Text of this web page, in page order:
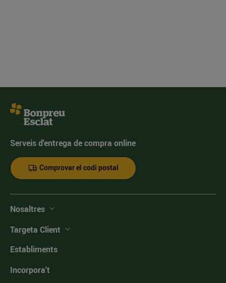
Serveis d'entrega de compra online
Comprovar el codi postal
Nosaltres
Targeta Client
Establiments
Incorpora't